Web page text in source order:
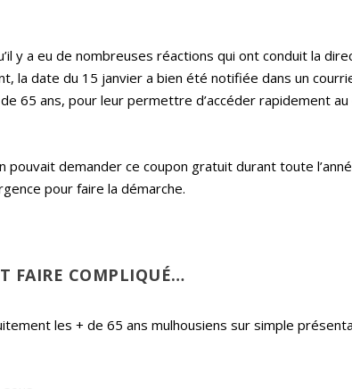
y a eu de nombreuses réactions qui ont conduit la
la date du 15 janvier a bien été notifiée dans un
65 ans, pour leur permettre d’accéder rapidement au
demander ce coupon gratuit durant toute
pour faire la démarche.
FAIRE COMPLIQUÉ…
les + de 65 ans mulhousiens sur simple